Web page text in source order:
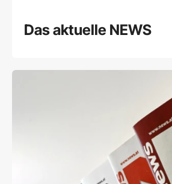
Das aktuelle NEWS